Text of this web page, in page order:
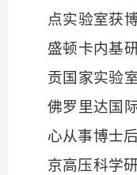
点实验室获
盛顿卡内基
贡国家实验
佛罗里达国
心从事博士
京高压科学